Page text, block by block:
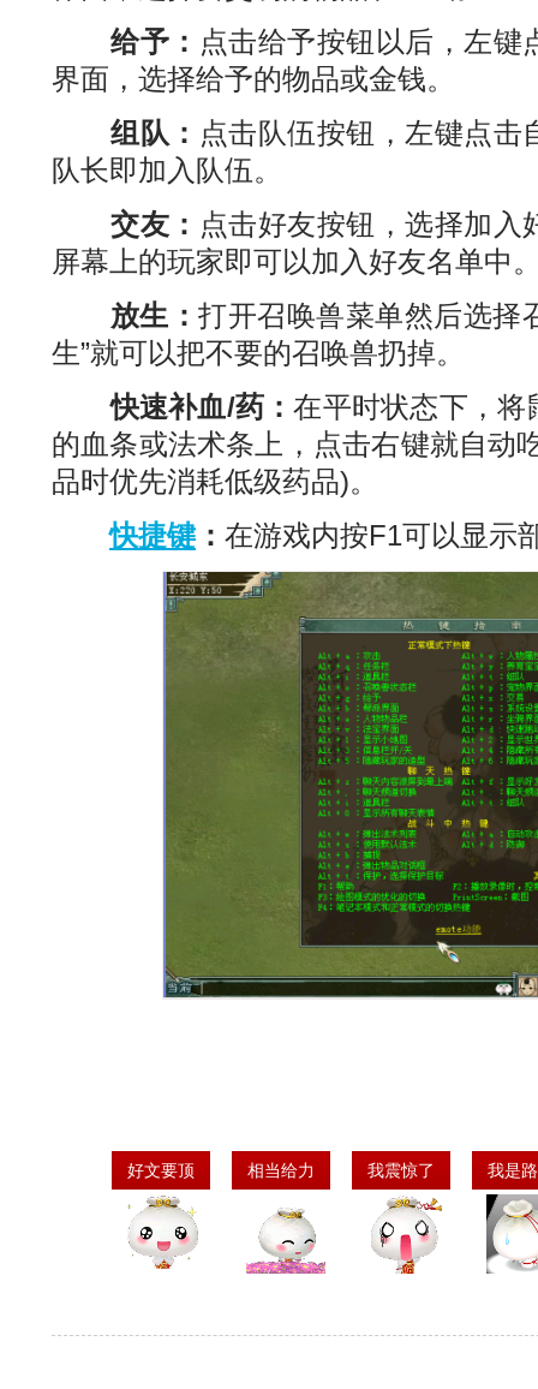
给予： 点击给予按钮以后，左键
界面，选择给予的物品或金钱。
组队： 点击队伍按钮，左键点击
队长即加入队伍。
交友： 点击好友按钮，选择加入
屏幕上的玩家即可以加入好友名单中
放生：打开召唤兽菜单然后选择
生”就可以把不要的召唤兽扔掉。
快速补血/药：在平时状态下，将
的血条或法术条上，点击右键就自动
品时优先消耗低级药品)。
快捷键： 在游戏内按F1可以显示
好文要顶 相当给力 我震惊了 我是